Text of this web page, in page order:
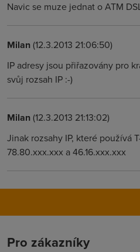
Navic se muze jednat o ATM
Milan(12.3.2013 21:06:50)
IP adresy jsou přiřazovány pro
svůj rozsah IP :-)
Milan(12.3.2013 21:13:02)
Jinak rozsahy IP, které používá
78.80.xxx.xxx a 46.16.xxx.xxx
Pro zákazníky